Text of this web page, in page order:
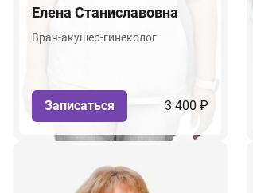
Елена Станиславовна
Врач-акушер-гинеколог
Записаться 3 400 ₽